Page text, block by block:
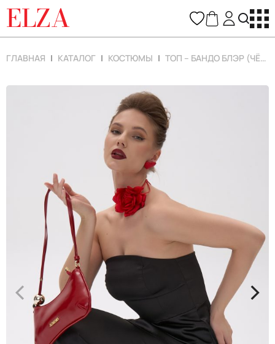
ELZA
ГЛАВНАЯ КАТАЛОГ КОСТЮМЫ ТОП – БАНДО БЛЭР (ЧЁРНЫЙ)
< >